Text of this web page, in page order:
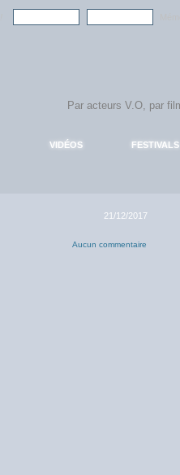
VIDÉOS FESTIVALS
21/12/2017
Aucun commentaire